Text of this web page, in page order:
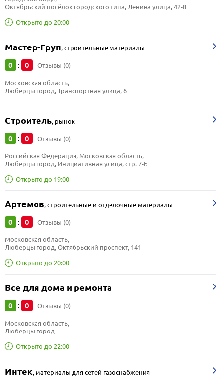
Открыто до 20:00
Октябрьский посёлок городского типа, Ленина улица, 42-В
Мастер-Груп,строительные материалы
0 : 0 Отзывы (0)
Московская область,
Люберцы город, Транспортная улица, 6
Строитель, рынок
0 : 0 Отзывы (0)
Открыто до 19:00
Российская Федерация, Московская область,
Люберцы город, Инициативная улица, стр. 7-Б
Артемов,строительные и отделочные материалы
0 : 0 Отзывы (0)
Открыто до 20:00
Московская область,
Люберцы город, Октябрьский проспект, 141
Все для дома и ремонта
0 : 0 Отзывы (0)
Открыто до 22:00
Московская область,
Люберцы город
Интек, материалы для сетей газоснабжения